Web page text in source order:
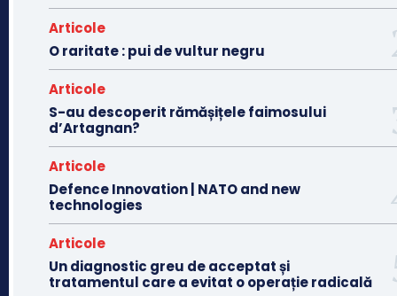
Articole
O raritate : pui de vultur negru
Articole
S-au descoperit rămășițele faimosului
d’Artagnan?
Articole
Defence Innovation | NATO and new
technologies
Articole
Un diagnostic greu de acceptat și
tratamentul care a evitat o operație radicală